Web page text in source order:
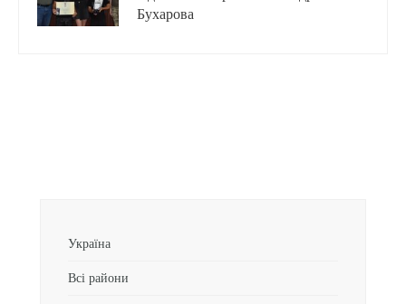
Бухарова
Україна
Всі райони